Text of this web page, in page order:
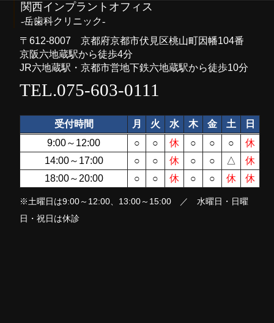
関西インプラントオフィス
-岳歯科クリニック-
〒612-8007 京都府京都市伏見区桃山町因幡104番
京阪六地蔵駅から徒歩4分
JR六地蔵駅・京都市営地下鉄六地蔵駅から徒歩10分
TEL.075-603-0111
受付時間 月 火 水 木 金 土
日
9:00～12:00
○ ○ 休 ○ ○ ○
休
14:00～17:00
○ ○ 休 ○ ○ △
休
18:00～20:00
○ ○ 休 ○ ○ 休 休
※土曜日は9:00～12:00、13:00～15:00 ／ 水曜日・日曜
日・祝日は休診